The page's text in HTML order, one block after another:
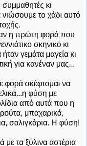
συμμαθητές κι
το χάδι αυτό
η πρώτη φορά που
σκηνικό κι
γεμάτα μαγεία κι
για κανέναν μας...
φορά σκέφτομαι να
φύση με
από αυτά που η
μπαχαρικά,
σαλιγκάρια. Η φύση!
με τα ξύλινα αστέρια